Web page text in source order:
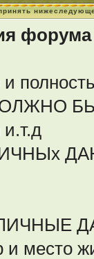
форума
и
и место